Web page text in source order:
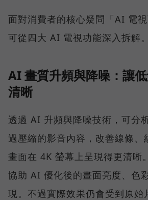
面對消費者的核心疑問「AI 電視
可從四大 AI 電視功能深入拆解。
AI 畫質升頻與降噪：讓
清晰
透過 AI 升頻與降噪技術，可分
過壓縮的影音內容，改善線條、
畫面在 4K 螢幕上呈現得更清晰
協助 AI 優化後的畫面亮度、色
現。不過實際效果仍會受到原始